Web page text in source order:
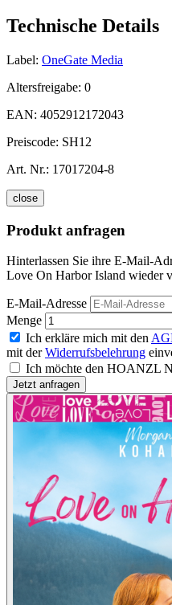
Technische Details
Label: OneGate Media
Altersfreigabe: 0
EAN: 4052912172043
Preiscode: SH12
Art. Nr.: 17017204-8
close
Produkt anfragen
Hinterlassen Sie ihre E-Mail-
Love On Harbor Island wieder
E-Mail-Adresse
Menge
Ich erkläre mich mit den
mit derWiderrufsbelehrung
Ich möchte den HOANZL